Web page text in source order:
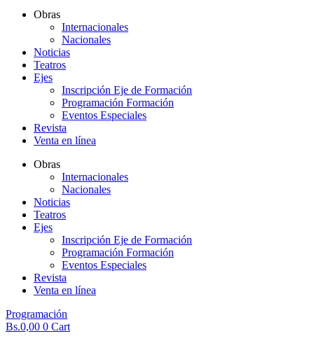
Obras
Internacionales
Nacionales
Noticias
Teatros
Ejes
Inscripción Eje de Formación
Programación Formación
Eventos Especiales
Revista
Venta en línea
Obras
Internacionales
Nacionales
Noticias
Teatros
Ejes
Inscripción Eje de Formación
Programación Formación
Eventos Especiales
Revista
Venta en línea
Programación
Bs.0,00 0 Cart